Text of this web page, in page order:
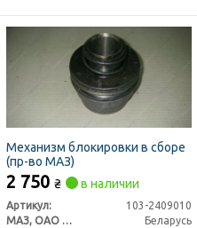
Механизм блокировки в сборе
(пр-во МАЗ)
2 750 ₴ в наличии
Артикул:
103-2409010
МАЗ, ОАО «Минский автомобильный завод»
Беларусь